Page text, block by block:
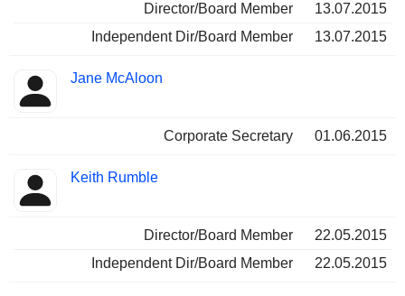
Director/Board Member
13.07.2015
Independent Dir/Board Member
13.07.2015
Jane McAloon
Corporate Secretary 01.06.2015
Keith Rumble
Director/Board Member
22.05.2015
Independent Dir/Board Member
22.05.2015